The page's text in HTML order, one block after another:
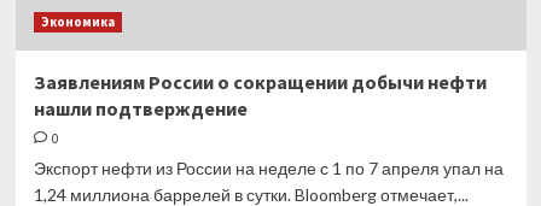
Экономика
Заявлениям России о сокращении добычи нефти
нашли подтверждение
0
Экспорт нефти из России на неделе с 1 по 7 апреля упал на
1,24 миллиона баррелей в сутки. Bloomberg отмечает,...